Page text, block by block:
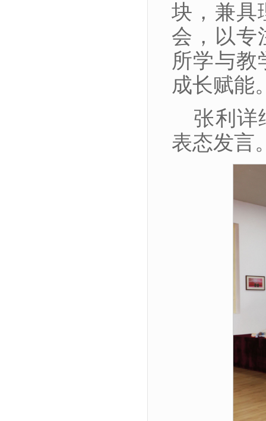
块，兼具
会，以专
所学与教
成长赋能
张利详
表态发言